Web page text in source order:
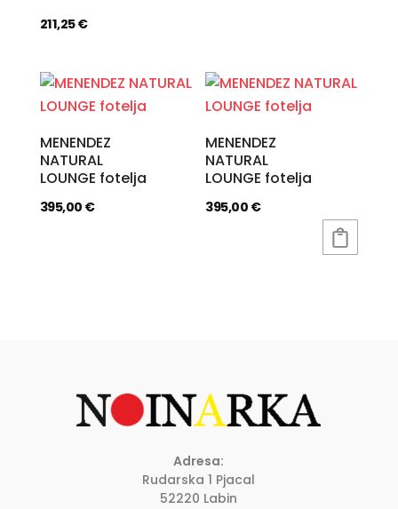
211,25€
MENENDEZ
NATURAL
LOUNGE fotelja
395,00 €
MENENDEZ
NATURAL
LOUNGE fotelja
395,00 €
Adresa:
Rudarska 1 Pjacal
52220 Labin